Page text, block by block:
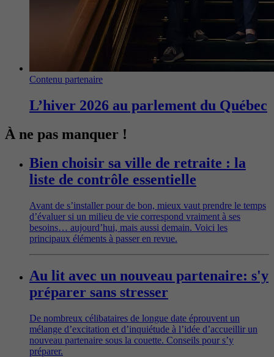
Contenu partenaire
L’hiver 2026 au parlement du Québec
À ne pas manquer !
Bien choisir sa ville de retraite : la
liste de contrôle essentielle
Avant de s’installer pour de bon, mieux vaut prendre le temps
d’évaluer si un milieu de vie correspond vraiment à ses
besoins… aujourd’hui, mais aussi demain. Voici les
principaux éléments à passer en revue.
Au lit avec un nouveau partenaire: s'y
préparer sans stresser
De nombreux célibataires de longue date éprouvent un
mélange d’excitation et d’inquiétude à l’idée d’accueillir un
nouveau partenaire sous la couette. Conseils pour s’y
préparer.